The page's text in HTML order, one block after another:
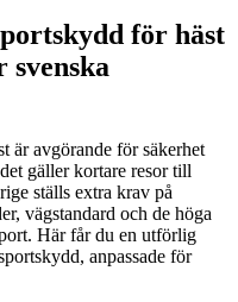
för häst
svenska
är avgörande för säkerhet
gäller kortare resor till
ställs extra krav på
vägstandard och de höga
Här får du en utförlig
anpassade för